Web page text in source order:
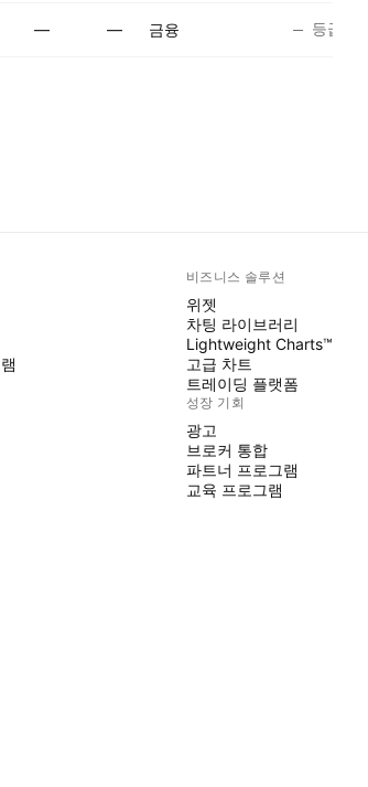
— — 금융 등급 없
비즈니스 솔루션
위젯
차팅 라이브러리
Lightweight Charts™
고급 차트
트레이딩 플랫폼
성장 기회
광고
브로커 통합
파트너 프로그램
교육 프로그램